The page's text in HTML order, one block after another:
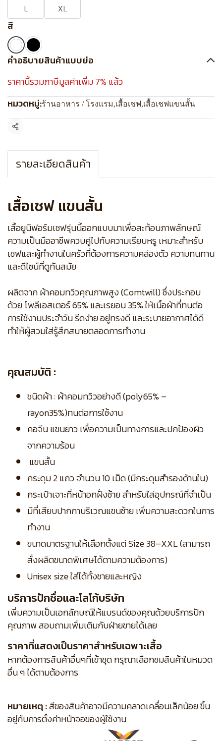
L
XL
สี
คำอธิบายสินค้าแบบย่อ
ราคานี้รวมภาษีมูลค่าเพิ่ม 7% แล้ว
หมวดหมู่:ร้านอาหาร / โรงแรม,เสื้อเชฟ,เสื้อเชฟแขนสั้น
แชร์
รายละเอียดสินค้า
เสื้อเชฟ แขนสั้น
เสื้อยูนิฟอร์มเชฟรุ่นนี้ออกแบบมาเพื่อสะท้อนภาพลักษณ์
ความเป็นมืออาชีพควบคู่ไปกับความเรียบหรู เหมาะสำหรับ
เชฟและผู้ทำงานในครัวที่ต้องการความคล่องตัว ความทนทาน
และดีไซน์ที่ดูทันสมัย
ผลิตจาก ผ้าคอมทวิวคุณภาพสูง (Comtwill) ซึ่งประกอบ
ด้วย โพลีเอสเตอร์ 65% และเรยอน 35% ให้เนื้อผ้าที่ทนต่อ
การใช้งานประจำวัน รีดง่าย อยู่ทรงดี และระบายอากาศได้ดี
ทำให้ผู้สวมใส่รู้สึกสบายตลอดการทำงาน
คุณสมบัติ :
ชนิดผ้า : ผ้าคอมทวิวอย่างดี (poly65% –
rayon35%)ทนต่อการใช้งาน
คอจีน แขนยาว เพื่อความเป็นทางการและปกป้องผิว
จากความร้อน
แขนสั้น
กระดุม 2 แถว จำนวน 10 เม็ด (มีกระดุมสำรองด้านใน)
กระเป๋าเจาะที่หน้าอกฝั่งซ้าย สำหรับใส่อุปกรณ์ที่จำเป็น
มีที่เสียบปากกาบริเวณแขนซ้าย เพิ่มความสะดวกในการ
ทำงาน
ขนาดมาตรฐานให้เลือกตั้งแต่ Size 38–XXL (สามารถ
สั่งผลิตขนาดพิเศษได้ตามความต้องการ)
Unisex size ใส่ได้ทั้งชายและหญิง
บริการปักชื่อและโลโก้บริษัท
เพิ่มความเป็นเอกลักษณ์ให้แบรนด์ของคุณด้วยบริการปัก
คุณภาพ สอบถามเพิ่มเติมกับฝ่ายขายได้เลย
ราคาที่แสดงเป็นราคาสำหรับเฉพาะเสื้อ
หากต้องการสินค้าอื่นๆที่เข้าชุด กรุณาเลือกชมสินค้าในหมวด
อื่น ๆ ได้ตามต้องการ
หมายเหตุ :สีของสินค้าอาจมีความคลาดเคลื่อนเล็กน้อย ขึ้น
อยู่กับการตั้งค่าหน้าจอของผู้ใช้งาน